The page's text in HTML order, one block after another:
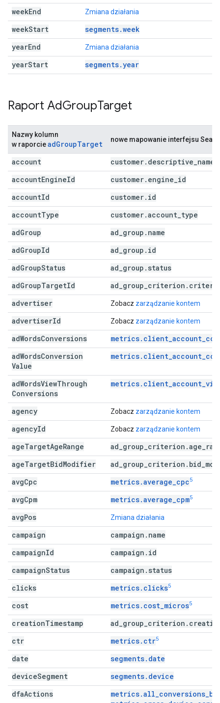
weekEnd Zmiana działania
weekStart
segments.week
yearEnd Zmiana działania
yearStart segments.year
Raport AdGroupTarget
Nazwy kolumn
w raporcieadGroupTarget nowe mapowanie interfejsu
account customer. descriptive name
accountEngineId customer. engine id
accountId customer. id
accountType customer.account type
adGroup ad group . name
adGroupId ad group . id
adGroupStatus ad group . status
adGroupTargetId ad group criterion .
advertiser
Zobacz zarządzanie kontem
advertiserId Zobacz zarządzanie kontem
adWordsConversions
adWordsConversion
Value
adWordsViewThrough
Conversions
agency Zobacz zarządzanie kontem
agencyId Zobacz zarządzanie kontem
ageTargetAgeRange ad group criterion .age
ageTargetBidModifier ad group criterion . bid
avgCpc metrics.average_cpc5
avgCpm metrics.average_cpm5
avgPos Zmiana działania
campaign campaign . name
campaignId campaign . id
campaignStatus campaign . status
clicks
metrics.clicks5
cost metrics.cost_micros5
creationTimestamp ad group criterion .
ctr
metrics.ctr5
date
segments.date
deviceSegment
segments.device
dfaActions